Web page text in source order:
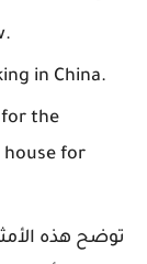
in China.
for the
house for
توضح هذه